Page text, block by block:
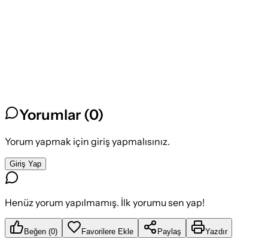
Yorumlar (0)
Yorum yapmak için giriş yapmalısınız.
Giriş Yap
Henüz yorum yapılmamış. İlk yorumu sen yap!
Beğen (0) Favorilere Ekle Paylaş Yazdır